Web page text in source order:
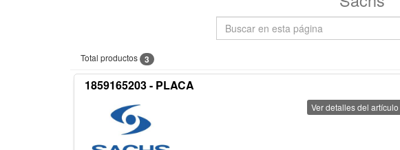
Total productos 3
1859165203 - PLACA
Ver detalles del artículo